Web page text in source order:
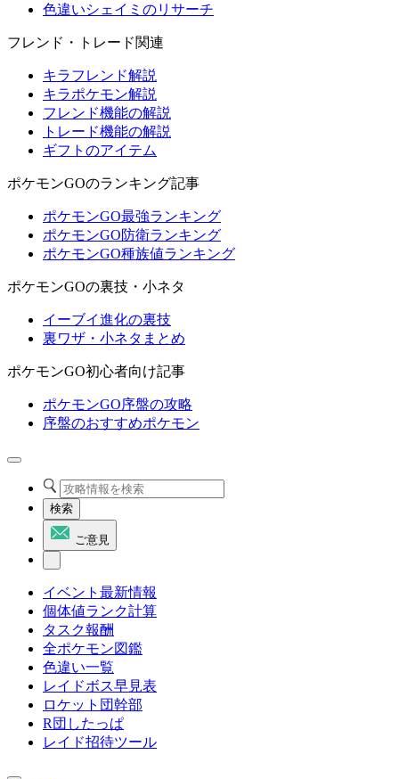
色違いシェイミのリサーチ
フレンド・トレード関連
キラフレンド解説
キラポケモン解説
フレンド機能の解説
トレード機能の解説
ギフトのアイテム
ポケモンGOのランキング記事
ポケモンGO最強ランキング
ポケモンGO防衛ランキング
ポケモンGO種族値ランキング
ポケモンGOの裏技・小ネタ
イーブイ進化の裏技
裏ワザ・小ネタまとめ
ポケモンGO初心者向け記事
ポケモンGO序盤の攻略
序盤のおすすめポケモン
検索
ご意見
イベント最新情報
個体値ランク計算
タスク報酬
全ポケモン図鑑
色違い一覧
レイドボス早見表
ロケット団幹部
R団したっぱ
レイド招待ツール